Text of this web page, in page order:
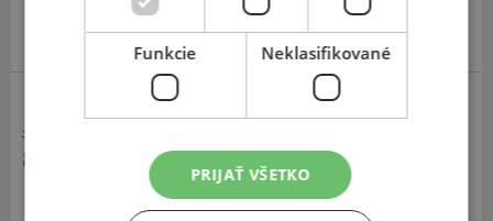
135,98 €
86,60 €
Momentálne nedostupné
Funkcie Neklasifikované
PRIJAŤ VŠETKO